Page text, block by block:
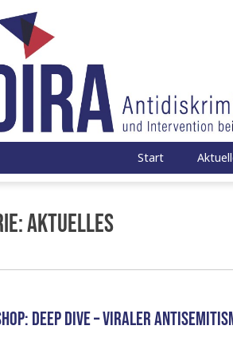
–Antidskriminierungsberatungsstelle in
Start
Aktuelles
Deep Dive – viraler